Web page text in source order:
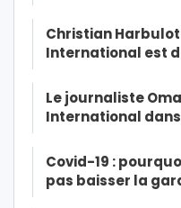
Christian
International est
Le journaliste
International
Covid-19 :
pas baisser la